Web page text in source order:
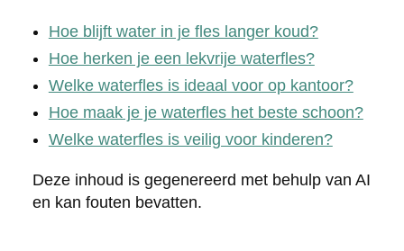
Hoe blijft water in je fles langer koud?
Hoe herken je een lekvrije waterfles?
Welke waterfles is ideaal voor op kantoor?
Hoe maak je je waterfles het beste schoon?
Welke waterfles is veilig voor kinderen?
Deze inhoud is gegenereerd met behulp van AI
en kan fouten bevatten.